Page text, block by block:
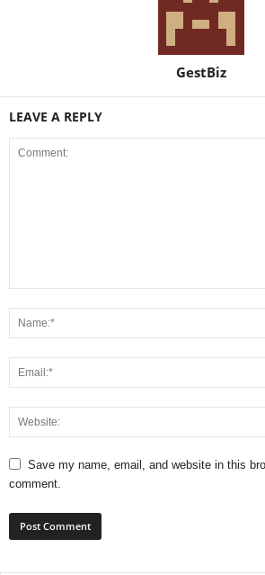
GestBiz
LEAVE A REPLY
Save my name, email, and website in this
comment.